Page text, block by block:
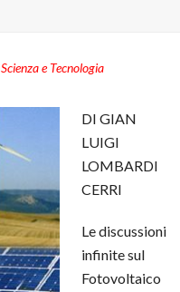
Scienza e Tecnologia
DI GIAN
LUIGI
LOMBARDI
CERRI
Le discussioni
infinite sul
Fotovoltaico